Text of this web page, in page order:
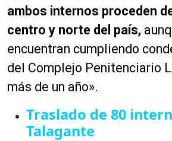
ambos internos proceden
centro y norte del país,
encuentran cumpliendo
del Complejo Penitenciario
más de un año».
Traslado de 80
Talagante